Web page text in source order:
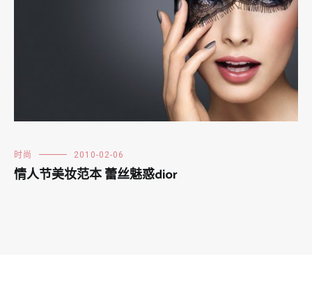
时尚 2010-02-06
情人节美妆范本 蕾丝魅惑dior